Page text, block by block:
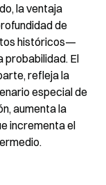
la ventaja
de
históricos—
probabilidad. El
refleja la
especial de
aumenta la
incrementa el